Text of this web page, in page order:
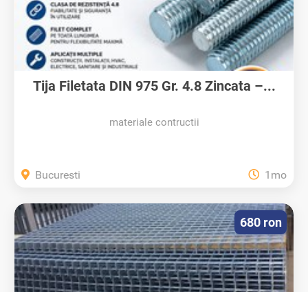
Tija Filetata DIN 975 Gr. 4.8 Zincata –...
materiale contructii
Bucuresti 1mo
680 ron